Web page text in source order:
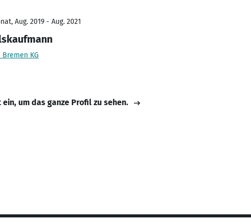
Aug. 2019 - Aug. 2021
KG
ein, um das ganze Profil zu sehen.